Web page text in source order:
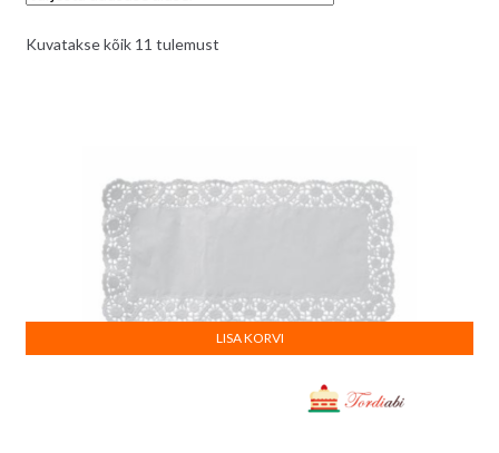
Kuvatakse kõik 11 tulemustSorditud
LISA KORVI